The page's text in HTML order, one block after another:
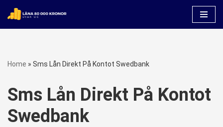
Skip
Home » Sms Lån Direkt På Kontot Swedbank
Sms Lån Direkt På Kontot
Swedbank